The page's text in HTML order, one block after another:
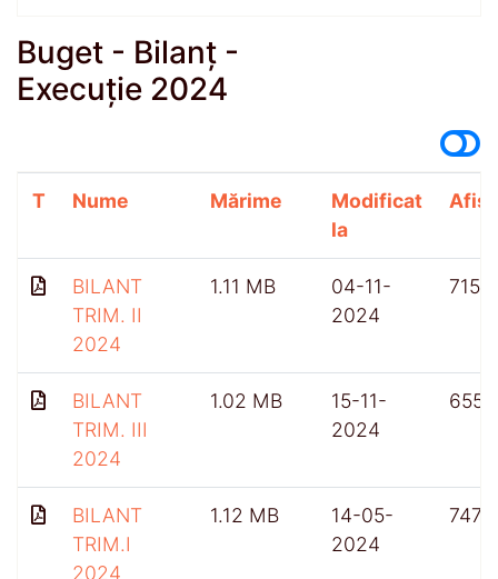
Buget - Bilanț -
Execuție 2024
T Nume Mărime
Modificat
la
BILANT
TRIM. II
2024
1.11 MB
04-11-
2024
715
BILANT
TRIM. III
2024
1.02 MB
15-11-
2024
655
BILANT
TRIM.I
2024
1.12 MB
14-05-
2024
747